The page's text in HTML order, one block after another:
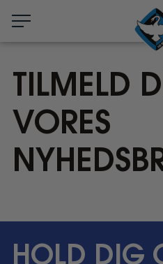
TILMELD
VORES
dig
HOLD DIG